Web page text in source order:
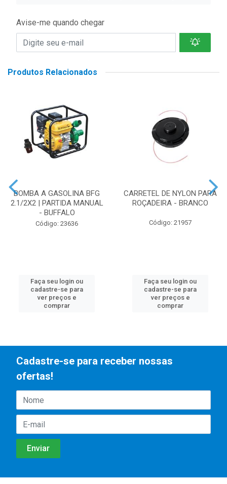
Avise-me quando chegar
Produtos Relacionados
BOMBA A GASOLINA BFG
2.1/2X2 | PARTIDA MANUAL
- BUFFALO
Código: 23636
Faça seu login ou
cadastre-se para
ver preços e
comprar
CARRETEL DE NYLON PARA
ROÇADEIRA - BRANCO
Código: 21957
Faça seu login ou
cadastre-se para
ver preços e
comprar
Cadastre-se para receber nossas
ofertas!